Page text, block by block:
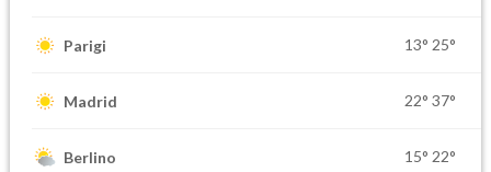
Parigi 13° 25°
Madrid 22° 37°
Berlino 15° 22°